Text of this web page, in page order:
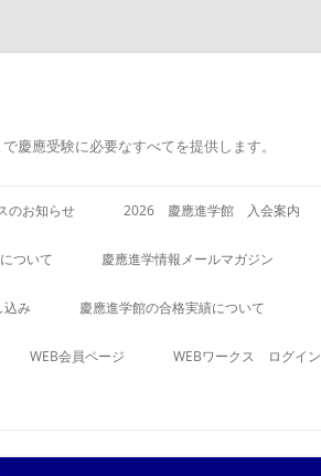
慶應受験に必要なすべてを提供します。
のお知らせ 2026 慶應進学館 入会案内
ついて 慶應進学情報メールマガジン
込み 慶應進学館の合格実績について
WEB会員ページ WEBワークス ログイン